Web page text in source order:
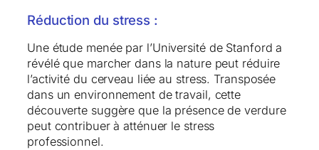
Réduction du stress :
Une étude menée par l’Université de Stanford a
révélé que marcher dans la nature peut réduire
l’activité du cerveau liée au stress. Transposée
dans un environnement de travail, cette
découverte suggère que la présence de verdure
peut contribuer à atténuer le stress
professionnel.